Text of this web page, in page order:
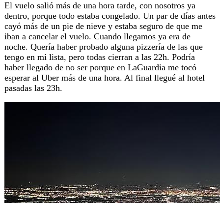
El vuelo salió más de una hora tarde, con nosotros ya
dentro, porque todo estaba congelado. Un par de días antes
cayó más de un pie de nieve y estaba seguro de que me
iban a cancelar el vuelo. Cuando llegamos ya era de
noche. Quería haber probado alguna pizzería de las que
tengo en mi lista, pero todas cierran a las 22h. Podría
haber llegado de no ser porque en LaGuardia me tocó
esperar al Uber más de una hora. Al final llegué al hotel
pasadas las 23h.